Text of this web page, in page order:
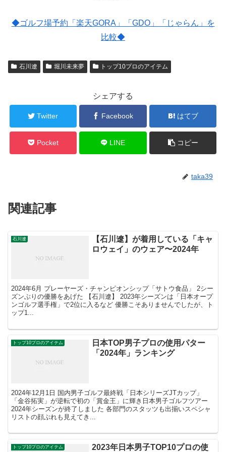
◆ゴルフ場予約「楽天GORA」「GDO」「じゃらん」を
比較◆
石川遼 堀川未来夢 トップ10プロのアイテム
シェアする
Twitter Facebook はてブ
Pocket LINE コピー
taka39
関連記事
石川遼
【石川遼】が着用している「キャ
ロウェイ」のウェア〜2024年
2024年6月 プレーヤーズ・チャンピオンシップ「サトウ食品」 2シー
ズンぶりの優勝をあげた 【石川遼】 2023年シーズンは「日本オープ
ンゴルフ選手権」で2位に入るなど 優勝こそありませんでしたが、ト
ップ1...
トップ10プロのアイテム
日本TOP男子プロの使用パター
「2024年」ランキング
2024年12月1日 国内男子ゴルフ最終戦「日本シリーズJTカップ」
「金谷拓実」が逆転で初の「賞金王」に輝き日本男子ゴルフツアー
2024年シーズンが終了しました 各部門のスタッツも出揃いスペシャ
リストの顔ぶれも見えてき...
トップ10プロのアイテム
2023年日本男子TOP10プロの使